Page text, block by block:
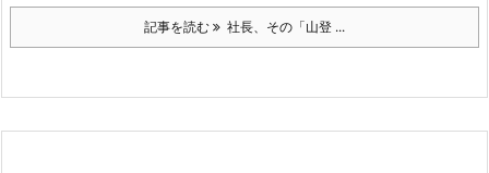
記事を読む 社長、その「山登 ...